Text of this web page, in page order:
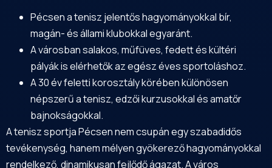
Pécsen a tenisz jelentős hagyományokkal bír,
magán- és állami klubokkal egyaránt.
A városban salakos, műfüves, fedett és kültéri
pályák is elérhetők az egész éves sportoláshoz.
A 30 év feletti korosztály körében különösen
népszerű a tenisz, edzői kurzusokkal és amatőr
bajnokságokkal.
A tenisz sportja Pécsen nem csupán egy szabadidős
tevékenység, hanem mélyen gyökerező hagyományokkal
rendelkező, dinamikusan fejlődő ágazat. A város